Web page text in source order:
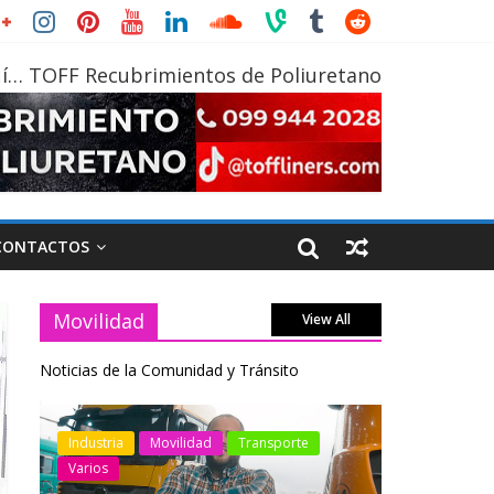
TOFF Recubrimientos de Poliuretano
Movilidad View All
Noticias de la Comunidad y Tránsito
Industria Movilidad
Transporte
Varios